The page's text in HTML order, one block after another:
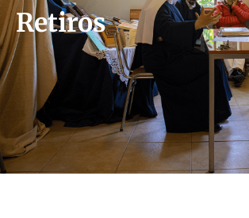
Retiros